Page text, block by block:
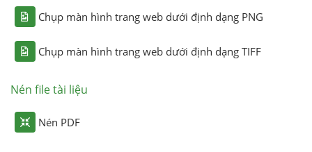
Chụp màn hình trang web dưới định dạng PNG
Chụp màn hình trang web dưới định dạng TIFF
Nén file tài liệu
Nén PDF